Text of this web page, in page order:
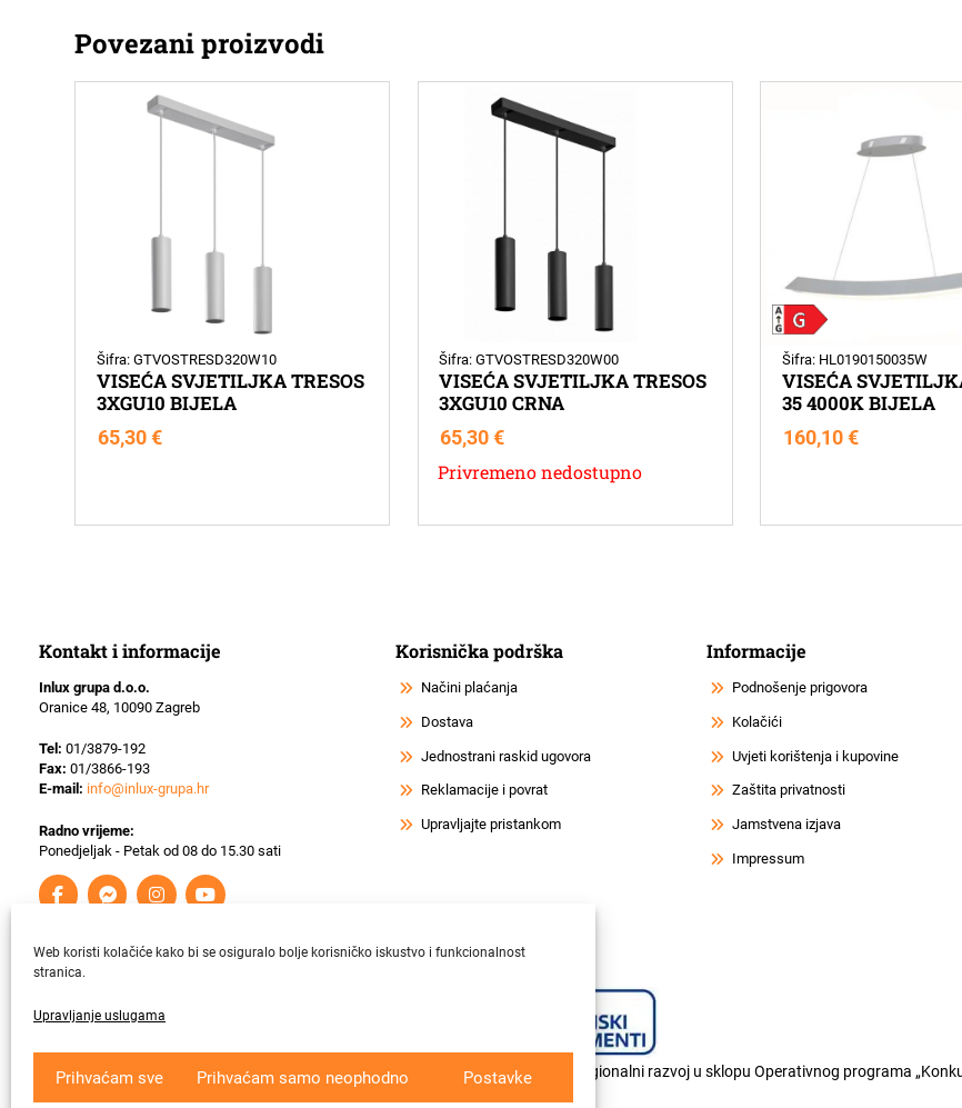
Web koristi kolačiće kako bi se osiguralo bolje korisničko iskustvo i funkcionalnost
stranica.
Upravljanje uslugama
Prihvaćam sve Prihvaćam samo neophodno Postavke
Povezani proizvodi
Šifra: GTVOSTRESD320W10
VISEĆA SVJETILJKA TRESOS
3XGU10 BIJELA
65,30 €
Šifra: GTVOSTRESD320W00
VISEĆA SVJETILJKA TRESOS
3XGU10 CRNA
65,30€
Privremeno nedostupno
Šifra: HL0190150035W
VISEĆA
35 4000K BIJELA
160,10 €
Kontakt i informacije
Inlux grupa d.o.o.
Oranice 48, 10090 Zagreb
Tel: 01/3879-192
Fax: 01/3866-193
E-mail: info@inlux-grupa.hr
Radno vrijeme:
Ponedjeljak - Petak od 08 do 15.30 sati
Korisnička podrška
Načini plaćanja
Dostava
Jednostrani raskid ugovora
Reklamacije i povrat
Upravljajte pristankom
Informacije
Podnošenje prigovora
Kolačići
Uvjeti korištenja i kupovine
Zaštita privatnosti
Jamstvena izjava
Impressum
Krajnji primatelj ﬁnancijskog instrumenta suﬁnanciranog iz Europskog fonda za regionalni razvoj u sklopu Operativnog programa